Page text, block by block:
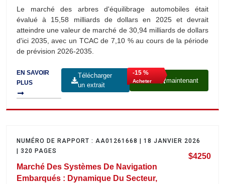
Le marché des arbres d'équilibrage automobiles était
évalué à 15,58 milliards de dollars en 2025 et devrait
atteindre une valeur de marché de 30,94 milliards de dollars
d'ici 2035, avec un TCAC de 7,10 % au cours de la période
de prévision 2026-2035.
EN SAVOIR
PLUS
Télécharger
un extrait
-15 %
Acheter maintenant
NUMÉRO DE RAPPORT : AA01261668 | 18 JANVIER 2026
| 320 PAGES
Marché Des Systèmes De Navigation
Embarqués : Dynamique Du Secteur,
$4250